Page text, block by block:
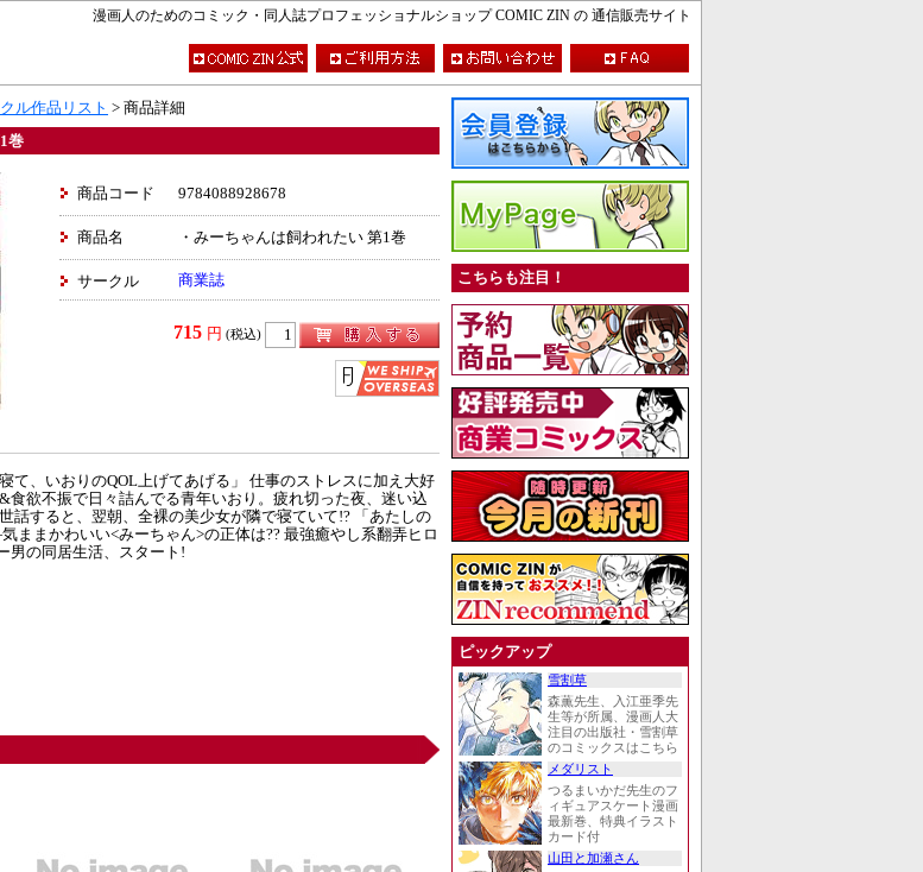
漫画人のためのコミック・同人誌プロフェッショナルショップ COMIC ZIN の 通信販売サイト
ル作品リスト > 商品詳細
巻
商品コード 9784088928678
商品名 ・みーちゃんは飼われたい 第1巻
サークル 商業誌
715 円 (税込)
て、いおりのQOL上げてあげる」 仕事のストレスに加え大好
食欲不振で日々詰んでる青年いおり。疲れ切った夜、迷い込
話すると、翌朝、全裸の美少女が隣で寝ていて!? 「あたしの
まかわいい<みーちゃん>の正体は?? 最強癒やし系翻弄ヒロ
男の同居生活、スタート!
こちらも注目！
ピックアップ
雪割草
森薫先生、入江亜季先
生等が所属、漫画人大
注目の出版社・雪割草
のコミックスはこちら
メダリスト
つるまいかだ先生のフ
ィギュアスケート漫画
最新巻、特典イラスト
カード付
山田と加瀬さん